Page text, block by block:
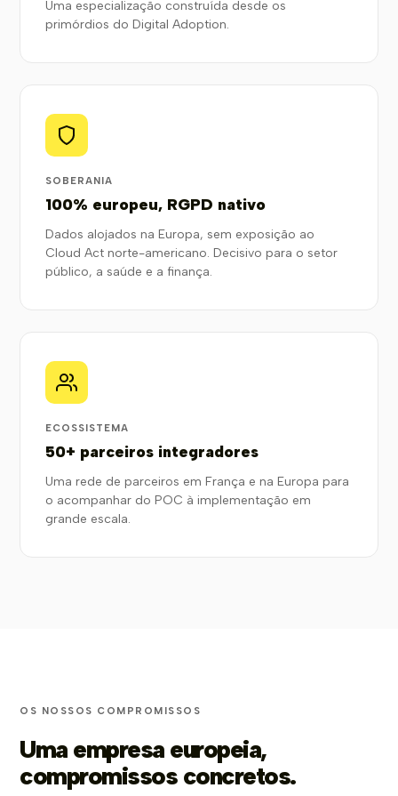
Uma especialização construída desde os
primórdios do Digital Adoption.
SOBERANIA
100% europeu, RGPD nativo
Dados alojados na Europa, sem exposição ao
Cloud Act norte-americano. Decisivo para o setor
público, a saúde e a finança.
ECOSSISTEMA
50+ parceiros integradores
Uma rede de parceiros em França e na Europa para
o acompanhar do POC à implementação em
grande escala.
OS NOSSOS COMPROMISSOS
Uma empresa europeia,
compromissos concretos.